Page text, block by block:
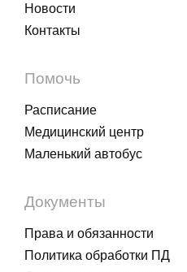
Новости
Контакты
Помочь
Расписание
Медицинский центр
Маленький автобус
Документы
Права и обязанности
Политика обработки ПД